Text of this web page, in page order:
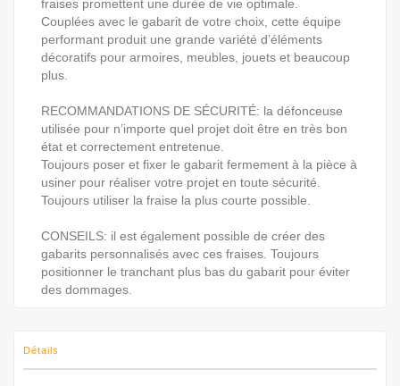
fraises promettent une durée de vie optimale.
Couplées avec le gabarit de votre choix, cette équipe
performant produit une grande variété d’éléments
décoratifs pour armoires, meubles, jouets et beaucoup
plus.
RECOMMANDATIONS DE SÉCURITÉ: la défonceuse
utilisée pour n’importe quel projet doit être en très bon
état et correctement entretenue.
Toujours poser et fixer le gabarit fermement à la pièce à
usiner pour réaliser votre projet en toute sécurité.
Toujours utiliser la fraise la plus courte possible.
CONSEILS: il est également possible de créer des
gabarits personnalisés avec ces fraises. Toujours
positionner le tranchant plus bas du gabarit pour éviter
des dommages.
Détails